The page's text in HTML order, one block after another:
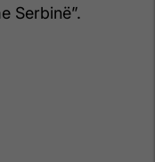
Serbinë”.